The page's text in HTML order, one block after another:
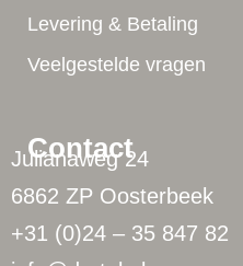
Contact
Julianaweg 24
6862 ZP Oosterbeek
+31 (0)24 – 35 847 82
Levering & Betaling
Veelgestelde vragen